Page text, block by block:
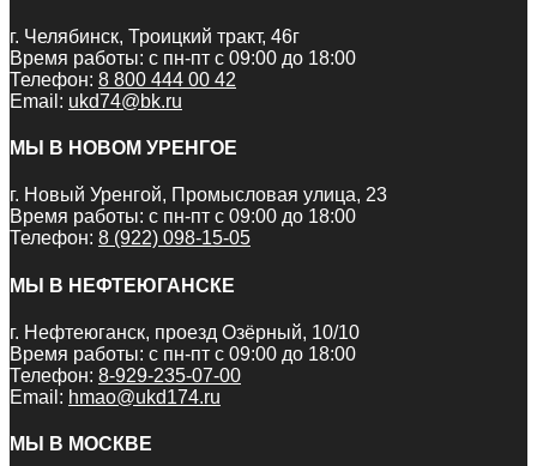
г. Челябинск, Троицкий тракт, 46г
Время работы: с пн-пт с 09:00 до 18:00
Телефон: 8 800 444 00 42
Email: ukd74@bk.ru
МЫ В НОВОМ УРЕНГОЕ
г. Новый Уренгой, Промысловая улица, 23
Время работы: с пн-пт с 09:00 до 18:00
Телефон: 8 (922) 098-15-05
МЫ В НЕФТЕЮГАНСКЕ
г. Нефтеюганск, проезд Озёрный, 10/10
Время работы: с пн-пт с 09:00 до 18:00
Телефон: 8-929-235-07-00
Email: hmao@ukd174.ru
МЫ В МОСКВЕ